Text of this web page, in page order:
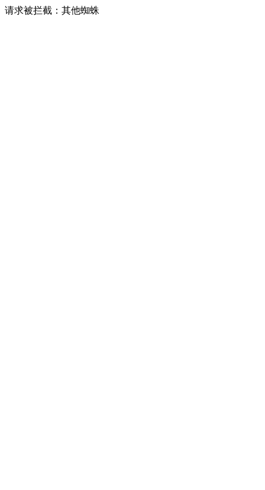
请求被拦截：其他蜘蛛